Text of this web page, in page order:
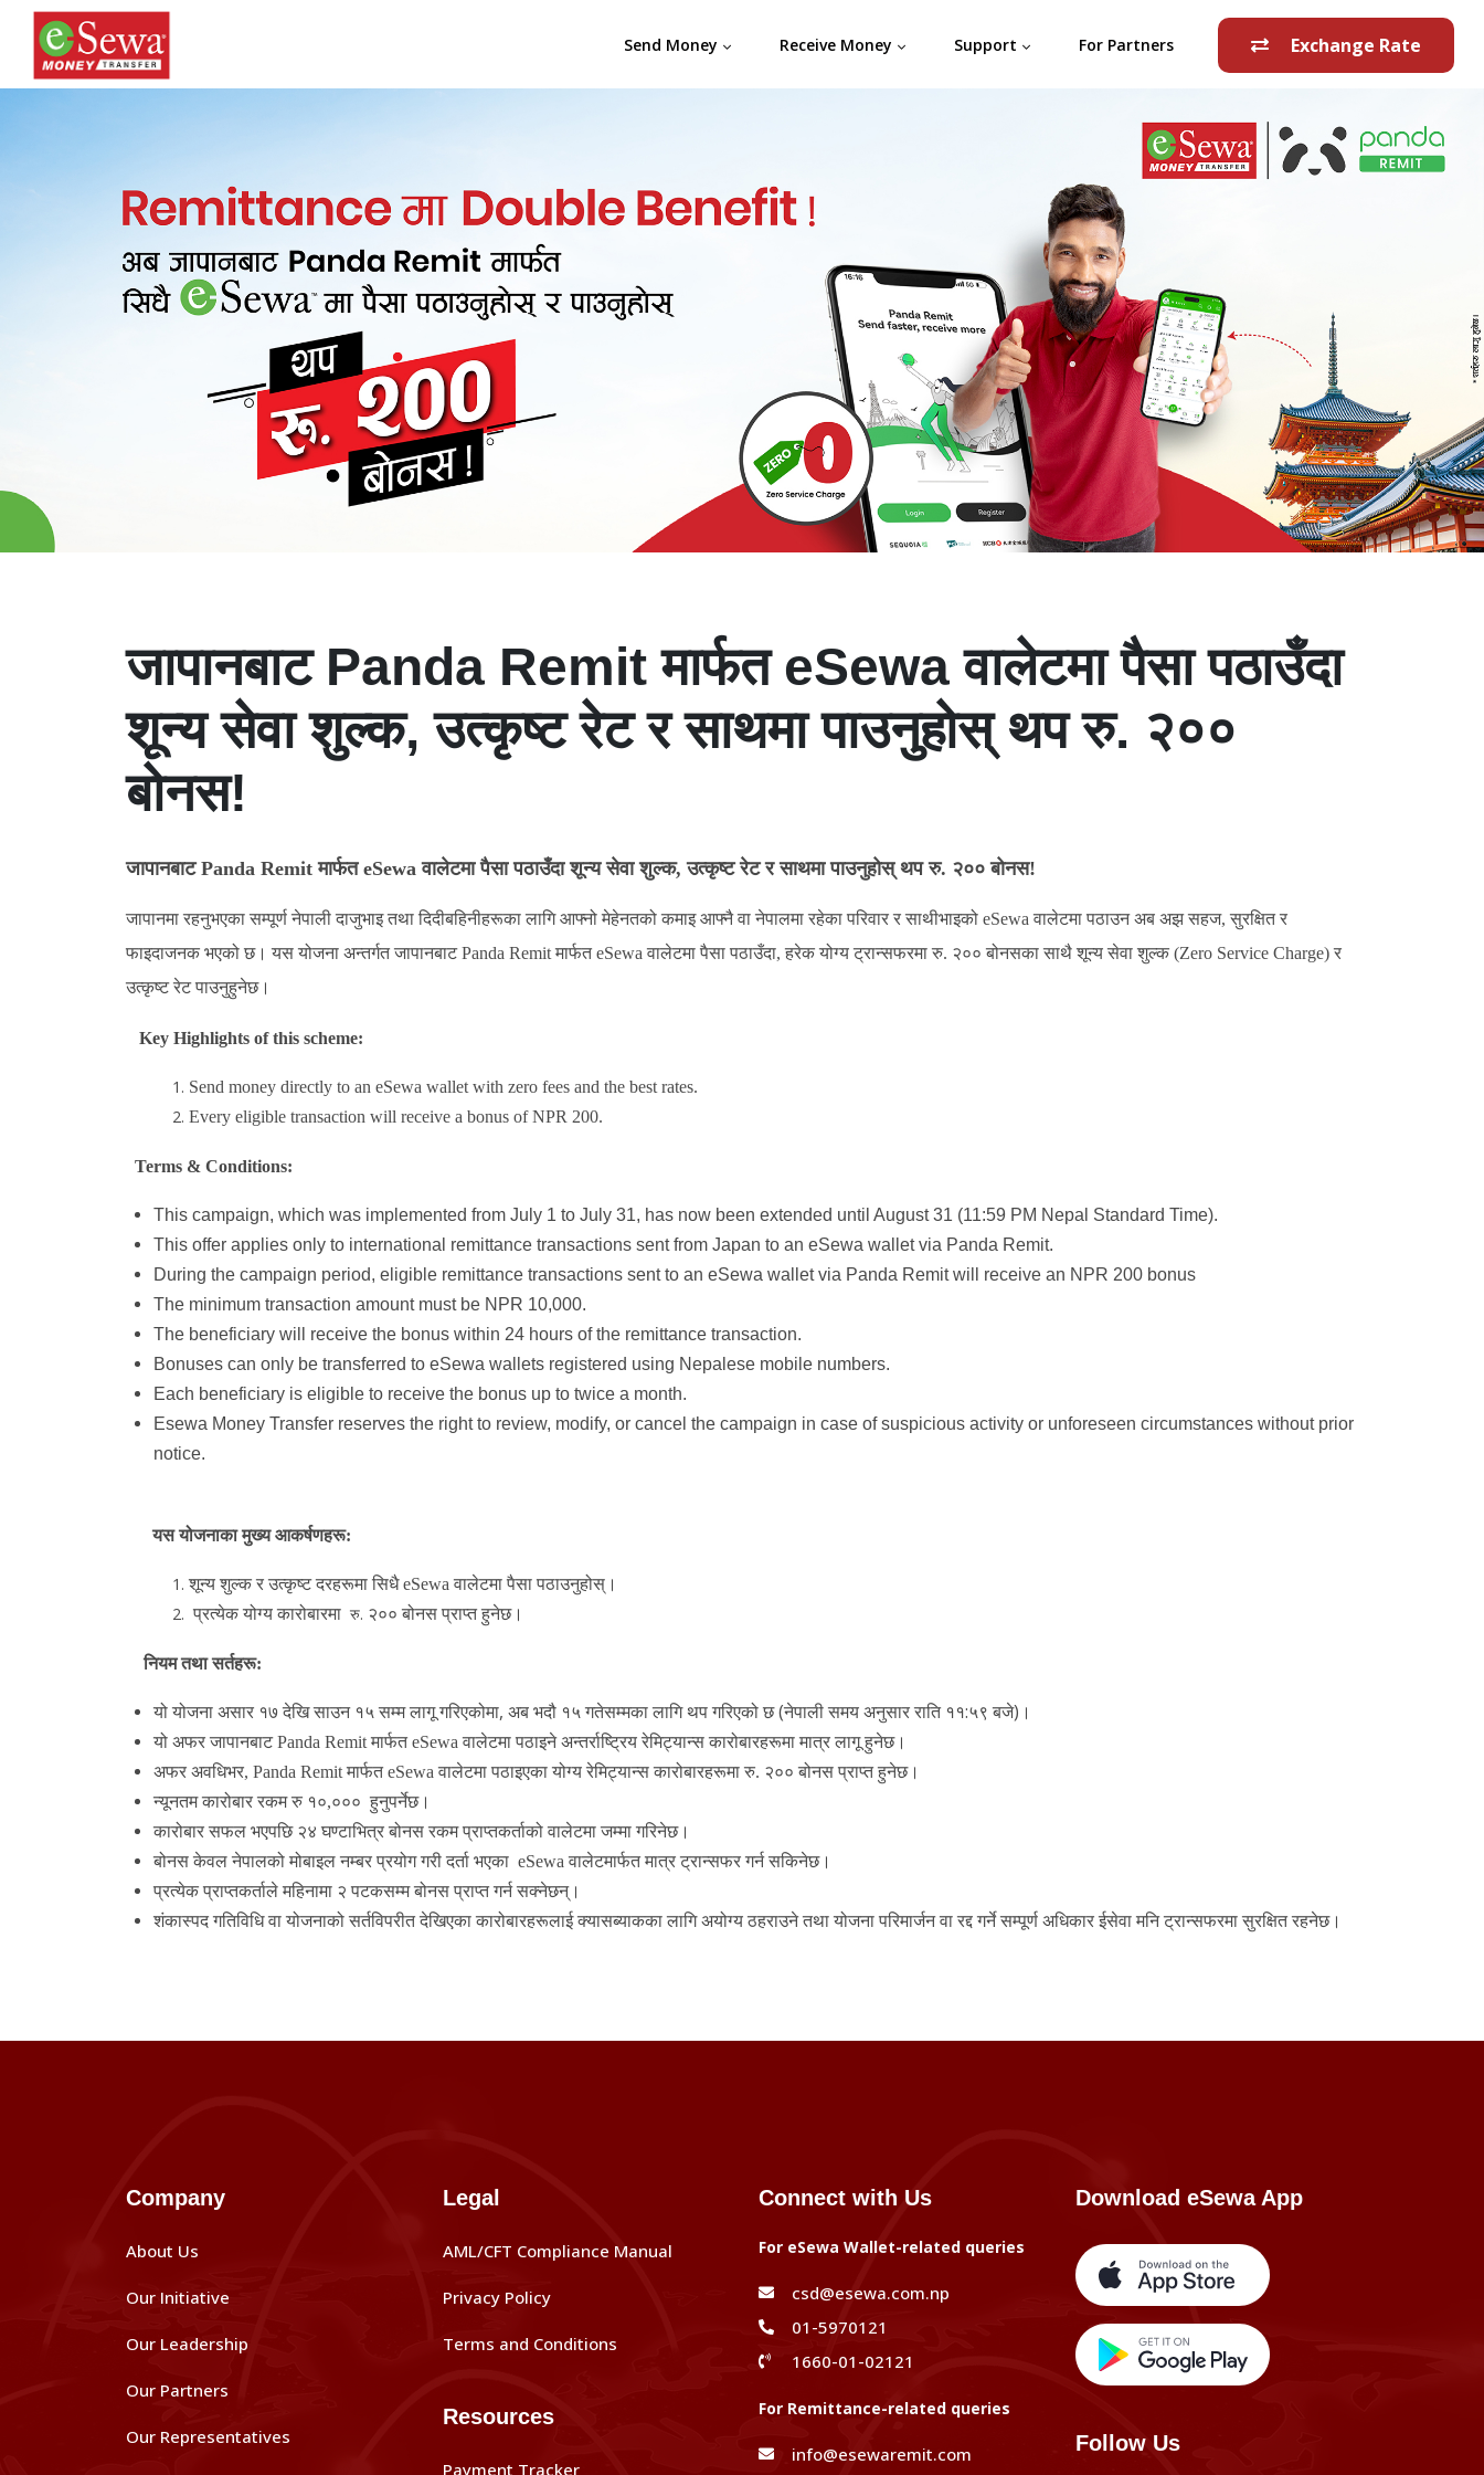
Send Money Receive Money Support For Partners Exchange Rate
जापानबाट Panda Remit मार्फत eSewa वालेटमा पैसा पठाउँदा
शून्य सेवा शुल्क, उत्कृष्ट रेट र साथमा पाउनुहोस् थप रु. २००
बोनस!
जापानबाट Panda Remit मार्फत eSewa वालेटमा पैसा पठाउँदा शून्य सेवा शुल्क, उत्कृष्ट रेट र साथमा पाउनुहोस् थप रु. २०० बोनस!
जापानमा रहनुभएका सम्पूर्ण नेपाली दाजुभाइ तथा दिदीबहिनीहरूका लागि आफ्नो मेहेनतको कमाइ आफ्नै वा नेपालमा रहेका परिवार र साथीभाइको eSewa वालेटमा पठाउन अब अझ सहज, सुरक्षित र
फाइदाजनक भएको छ। यस योजना अन्तर्गत जापानबाट Panda Remit मार्फत eSewa वालेटमा पैसा पठाउँदा, हरेक योग्य ट्रान्सफरमा रु. २०० बोनसका साथै शून्य सेवा शुल्क (Zero Service Charge) र
उत्कृष्ट रेट पाउनुहुनेछ।
Key Highlights of this scheme:
Send money directly to an eSewa wallet with zero fees and the best rates.
Every eligible transaction will receive a bonus of NPR 200.
Terms & Conditions:
This campaign, which was implemented from July 1 to July 31, has now been extended until August 31 (11:59 PM Nepal Standard Time).
This offer applies only to international remittance transactions sent from Japan to an eSewa wallet via Panda Remit.
During the campaign period, eligible remittance transactions sent to an eSewa wallet via Panda Remit will receive an NPR 200 bonus
The minimum transaction amount must be NPR 10,000.
The beneficiary will receive the bonus within 24 hours of the remittance transaction.
Bonuses can only be transferred to eSewa wallets registered using Nepalese mobile numbers.
Each beneficiary is eligible to receive the bonus up to twice a month.
Esewa Money Transfer reserves the right to review, modify, or cancel the campaign in case of suspicious activity or unforeseen circumstances without prior
notice.
यस योजनाका मुख्य आकर्षणहरू:
शून्य शुल्क र उत्कृष्ट दरहरूमा सिधै eSewa वालेटमा पैसा पठाउनुहोस्।
प्रत्येक योग्य कारोबारमा रु. २०० बोनस प्राप्त हुनेछ।
नियम तथा सर्तहरू:
यो योजना असार १७ देखि साउन १५ सम्म लागू गरिएकोमा, अब भदौ १५ गतेसम्मका लागि थप गरिएको छ (नेपाली समय अनुसार राति ११:५९ बजे)।
यो अफर जापानबाट Panda Remit मार्फत eSewa वालेटमा पठाइने अन्तर्राष्ट्रिय रेमिट्यान्स कारोबारहरूमा मात्र लागू हुनेछ।
अफर अवधिभर, Panda Remit मार्फत eSewa वालेटमा पठाइएका योग्य रेमिट्यान्स कारोबारहरूमा रु. २०० बोनस प्राप्त हुनेछ।
न्यूनतम कारोबार रकम रु १०,००० हुनुपर्नेछ।
कारोबार सफल भएपछि २४ घण्टाभित्र बोनस रकम प्राप्तकर्ताको वालेटमा जम्मा गरिनेछ।
बोनस केवल नेपालको मोबाइल नम्बर प्रयोग गरी दर्ता भएका eSewa वालेटमार्फत मात्र ट्रान्सफर गर्न सकिनेछ।
प्रत्येक प्राप्तकर्ताले महिनामा २ पटकसम्म बोनस प्राप्त गर्न सक्नेछन्।
शंकास्पद गतिविधि वा योजनाको सर्तविपरीत देखिएका कारोबारहरूलाई क्यासब्याकका लागि अयोग्य ठहराउने तथा योजना परिमार्जन वा रद्द गर्ने सम्पूर्ण अधिकार ईसेवा मनि ट्रान्सफरमा सुरक्षित रहनेछ।
Company
About Us
Our Initiative
Our Leadership
Our Partners
Our Representatives
Legal
AML/CFT Compliance Manual
Privacy Policy
Terms and Conditions
Resources
Payment Tracker
Connect with Us
For eSewa Wallet-related queries
csd@esewa.com.np
01-5970121
1660-01-02121
For Remittance-related queries
info@esewaremit.com
Download eSewa App
Follow Us